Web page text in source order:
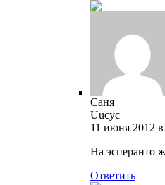
Саня
Uucyc
11 июня 2012
На эсперанто
Ответить